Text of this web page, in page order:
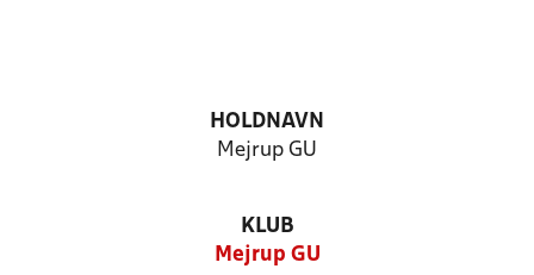
HOLDNAVN
Mejrup GU
KLUB
Mejrup GU